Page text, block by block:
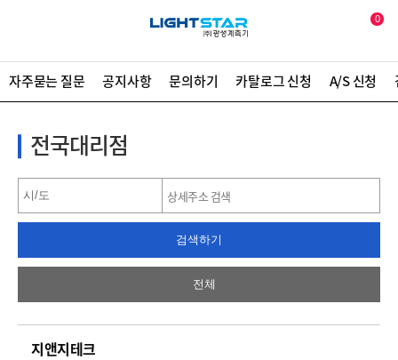
0
자주묻는 질문 공지사항 문의하기 카탈로그 신청 A/S 신청
전국대리점
검색하기
전체
지앤지테크